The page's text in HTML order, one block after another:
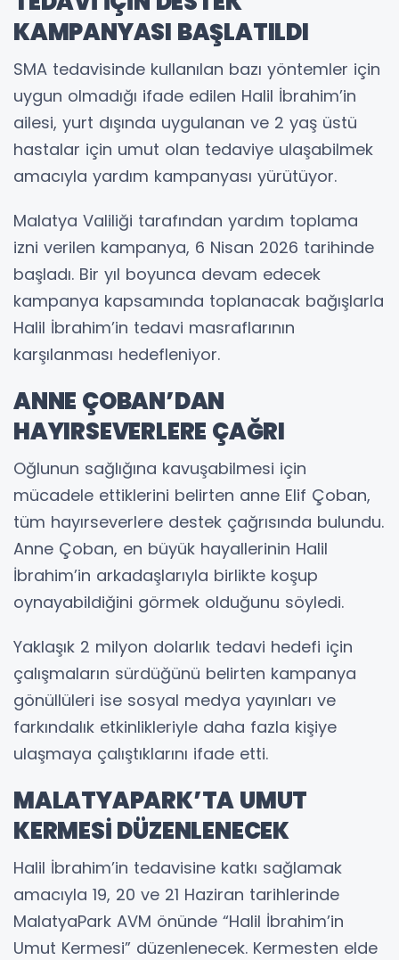
KAMPANYASI BAŞLATILDI
SMA tedavisinde kullanılan bazı yöntemler için
uygun olmadığı ifade edilen Halil İbrahim’in
ailesi, yurt dışında uygulanan ve 2 yaş üstü
hastalar için umut olan tedaviye ulaşabilmek
amacıyla yardım kampanyası yürütüyor.
Malatya Valiliği tarafından yardım toplama
izni verilen kampanya, 6 Nisan 2026 tarihinde
başladı. Bir yıl boyunca devam edecek
kampanya kapsamında toplanacak bağışlarla
Halil İbrahim’in tedavi masraflarının
karşılanması hedefleniyor.
ANNE ÇOBAN’DAN
HAYIRSEVERLERE ÇAĞRI
Oğlunun sağlığına kavuşabilmesi için
mücadele ettiklerini belirten anne Elif Çoban,
tüm hayırseverlere destek çağrısında bulundu.
Anne Çoban, en büyük hayallerinin Halil
İbrahim’in arkadaşlarıyla birlikte koşup
oynayabildiğini görmek olduğunu söyledi.
Yaklaşık 2 milyon dolarlık tedavi hedefi için
çalışmaların sürdüğünü belirten kampanya
gönüllüleri ise sosyal medya yayınları ve
farkındalık etkinlikleriyle daha fazla kişiye
ulaşmaya çalıştıklarını ifade etti.
MALATYAPARK’TA UMUT
KERMESİ DÜZENLENECEK
Halil İbrahim’in tedavisine katkı sağlamak
amacıyla 19, 20 ve 21 Haziran tarihlerinde
MalatyaPark AVM önünde “Halil İbrahim’in
Umut Kermesi” düzenlenecek. Kermesten elde